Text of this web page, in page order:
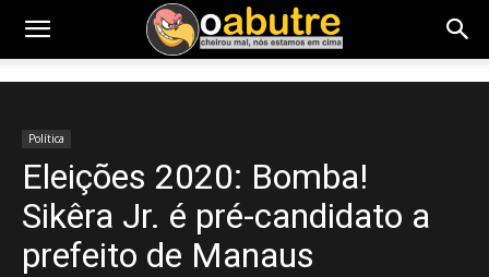
Política
Eleições 2020: Bomba!
Sikêra Jr. é pré-candidato a
prefeito de Manaus